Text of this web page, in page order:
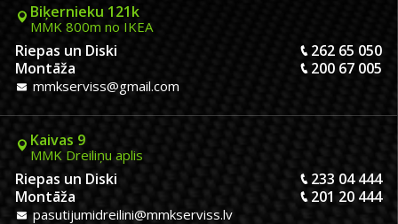
Biķernieku 121k
MMK 800m no IKEA
Riepas un Diski
262 65 050
Montāža
200 67 005
mmkserviss@gmail.com
Kaivas 9
MMK Dreiliņu aplis
Riepas un Diski
233 04 444
Montāža
201 20 444
pasutijumidreilini@mmkserviss.lv